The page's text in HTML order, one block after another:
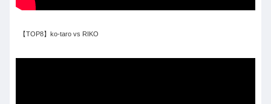
【TOP8】ko-taro vs RIKO